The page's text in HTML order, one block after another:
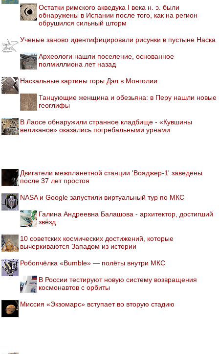
Остатки римского акведука I века н. э. были
обнаружены в Испании после того, как на регион
обрушился сильный шторм
Ученые заново идентифицировали рисунки в пустыне Наска
Археологи нашли поселение, основанное
полмиллиона лет назад
Наскальные картины горы Дэл в Монголии
Танцующие женщина и обезьяна: в Перу нашли новые
геоглифы
В Лаосе обнаружили странное кладбище - «Кувшины
великанов» оказались погребальными урнами
Двигатели межпланетной станции 'Вояджер-1' заведены
после 37 лет простоя
NASA и Google запустили виртуальный тур по МКС
Галина Андреевна Балашова - архитектор, достигший
звёзд
10 советских космических достижений, которые
вычеркиваются Западом из истории
Робопчёлка «Bumble» — полёты внутри МКС
В России тестируют новую систему возвращения
космонавтов с орбиты
Миссия «Экзомарс» вступает во вторую стадию